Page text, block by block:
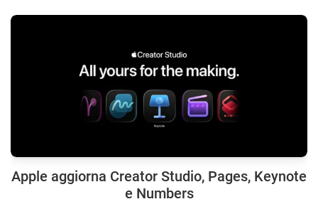
Apple aggiorna Creator Studio, Pages, Keynote
e Numbers